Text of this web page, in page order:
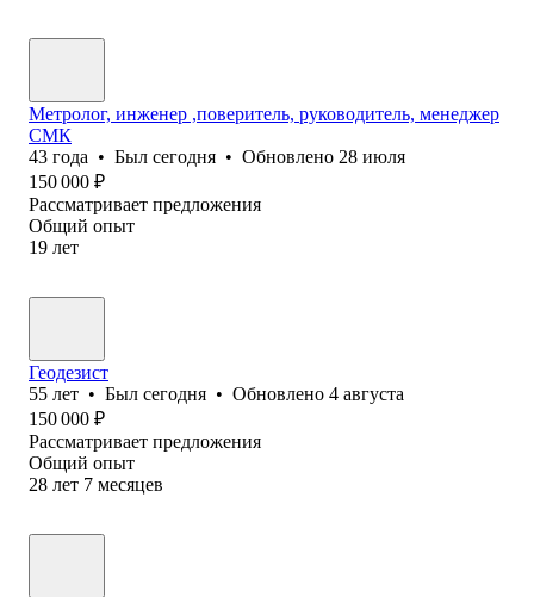
Метролог, инженер ,поверитель, руководитель, менеджер
СМК
43 года • Был сегодня • Обновлено 28 июля
150 000 ₽
Рассматривает предложения
Общий опыт
19 лет
Геодезист
55 лет • Был сегодня • Обновлено 4 августа
150 000 ₽
Рассматривает предложения
Общий опыт
28 лет 7 месяцев